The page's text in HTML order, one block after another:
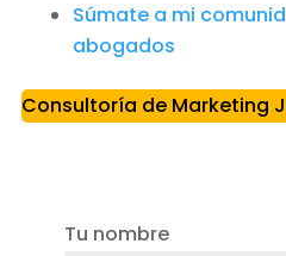
Súmate a mi
abogados
Consultoría de Marketing
Tu nombre